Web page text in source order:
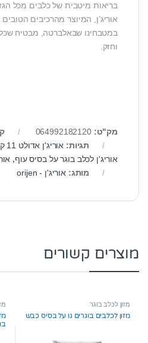
בריאות מיטבית של כלבים מכל
אוריג’ן, המיוצר מהרכיבים
במטבחינו שבאלברטה, מבטיח
וחזק.
מק"ט:064992182120
תגיות: אוריג'ן אדולט 11 ק"ג
אוריג'ן לכלב בוגר על בסיס עוף,
מותג:אוריג'ן - orijen
מוצרים קשורים
מזון לכלב בוגר
מזון לכלבים בוגרים גו על בסיס כבש